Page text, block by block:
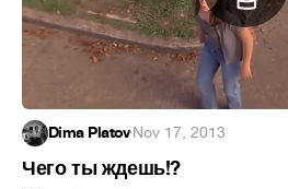
Dima Platov·Nov 17, 2013
Чего ты ждешь!?